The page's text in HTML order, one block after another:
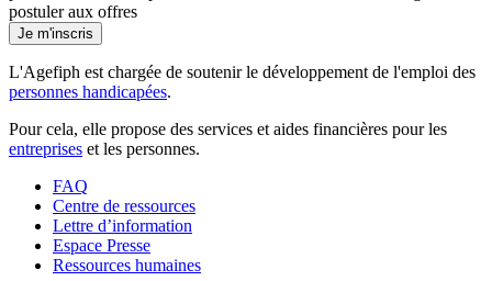
postuler aux offres
Je m'inscris
L'Agefiph est chargée de soutenir le développement de l'emploi des
personnes handicapées.
Pour cela, elle propose des services et aides financières pour les
entreprises et les personnes.
FAQ
Centre de ressources
Lettre d’information
Espace Presse
Ressources humaines